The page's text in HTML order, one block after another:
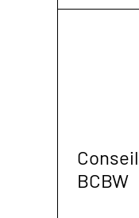
BCBW